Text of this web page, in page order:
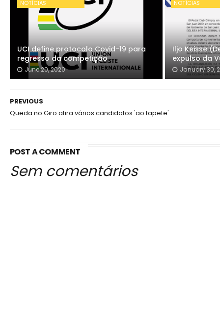
NOTÍCIAS
UCI define protocolo Covid-19 para
regresso da competição
June 20, 2020
NOTÍCIAS
Iljo Keisse
expulso da
January 30,
PREVIOUS
Queda no Giro atira vários candidatos 'ao tapete'
POST A COMMENT
Sem comentários